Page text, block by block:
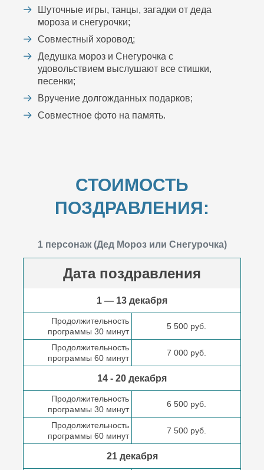
Шуточные игры, танцы, загадки от деда
мороза и снегурочки;
Совместный хоровод;
Дедушка мороз и Снегурочка с
удовольствием выслушают все стишки,
песенки;
Вручение долгожданных подарков;
Совместное фото на память.
СТОИМОСТЬ
ПОЗДРАВЛЕНИЯ:
1 персонаж (Дед Мороз или Снегурочка)
Дата поздравления
1 — 13 декабря
Продолжительность
программы 30 минут
5 500 руб.
Продолжительность
программы 60 минут
7 000 руб.
14 - 20 декабря
Продолжительность
программы 30 минут
6 500 руб.
Продолжительность
программы 60 минут
7 500 руб.
21 декабря